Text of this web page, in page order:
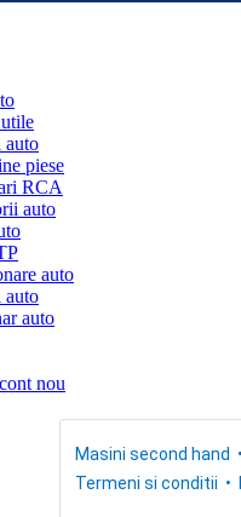
auto
piese
RCA
auto
auto
auto
auto
cont nou
Masini second hand
Termeni si conditii